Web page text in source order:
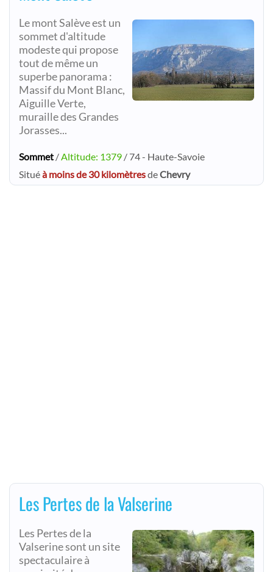
Le mont Salève est un
sommet d'altitude
modeste qui propose
tout de même un
superbe panorama :
Massif du Mont Blanc,
Aiguille Verte,
muraille des Grandes
Jorasses...
Sommet /Altitude: 1379 / 74 - Haute-Savoie
Situéà moins de 30 kilomètresdeChevry
Les Pertes de la Valserine
Les Pertes de la
Valserine sont un site
spectaculaire à